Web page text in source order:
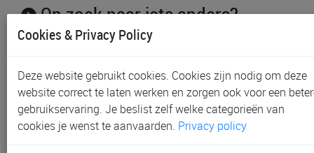
Op zoek naar iets anders?
We helpen je graag verder. Neem contact met ons op
zo snel mogelijk. Word je liever telefonisch of in één
van onze winkels verder geholpen? Bekijk onze
winkelpaginavoor adressen, openingsuren en
afspraakmogelijkheden.
Cookies & Privacy Policy
Deze website gebruikt cookies. Cookies zijn nodig om deze
website correct te laten werken en zorgen ook voor een
gebruikservaring. Je beslist zelf welke categorieën van
cookies je wenst te aanvaarden. Privacy policy